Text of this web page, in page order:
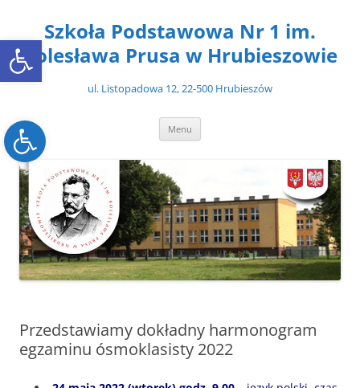
Open toolbar
Open toolbar
treściSzkoła Podstawowa Nr 1 im.
Bolesława Prusa w Hrubieszowie
ul. Listopadowa 12, 22-500 Hrubieszów
Menu
Przedstawiamy dokładny harmonogram
egzaminu ósmoklasisty 2022